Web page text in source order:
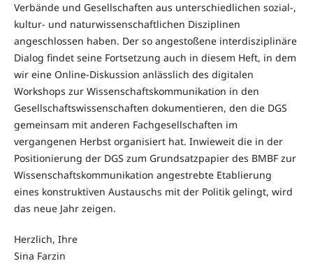
Verbände und Gesellschaften aus unterschiedlichen sozial-,
kultur- und naturwissenschaftlichen Disziplinen
angeschlossen haben. Der so angestoßene interdisziplinäre
Dialog findet seine Fortsetzung auch in diesem Heft, in dem
wir eine Online-Diskussion anlässlich des digitalen
Workshops zur Wissenschaftskommunikation in den
Gesellschaftswissenschaften dokumentieren, den die DGS
gemeinsam mit anderen Fachgesellschaften im
vergangenen Herbst organisiert hat. Inwieweit die in der
Positionierung der DGS zum Grundsatzpapier des BMBF zur
Wissenschaftskommunikation angestrebte Etablierung
eines konstruktiven Austauschs mit der Politik gelingt, wird
das neue Jahr zeigen.
Herzlich, Ihre
Sina Farzin